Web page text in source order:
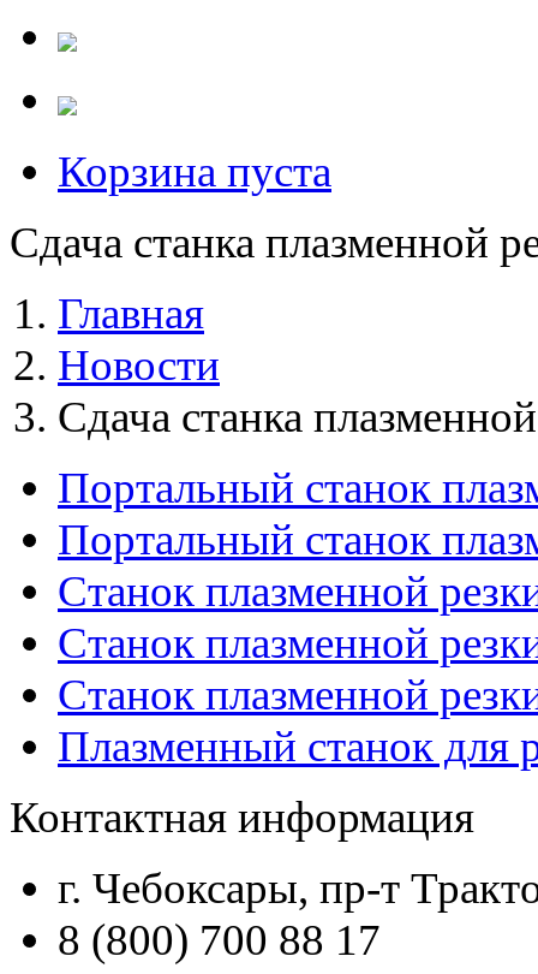
Корзина пуста
Сдача станка плазменной
Главная
Новости
Сдача станка
Портальный станок
Портальный станок
Станок плазменной
Станок плазменной
Станок плазменной
Плазменный станок для
Контактная информация
г. Чебоксары, пр-т
8 (800) 700 88 17